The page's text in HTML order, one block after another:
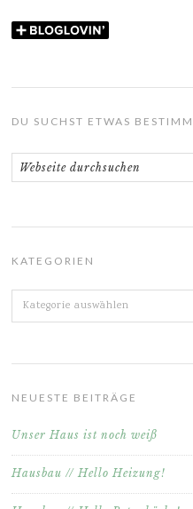
DU SUCHST ETWAS
KATEGORIEN
Kategorien
NEUESTE BEITRÄGE
Unser Haus ist noch weiß
Hausbau // Hello Heizung!